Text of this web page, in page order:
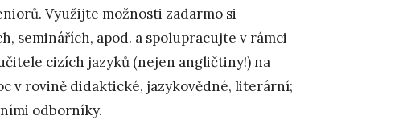
Využijte možnosti zadarmo si
seminářích, apod. a spolupracujte v rámci
cizích jazyků (nejen angličtiny!) na
v rovině didaktické, jazykovědné, literární;
odborníky.